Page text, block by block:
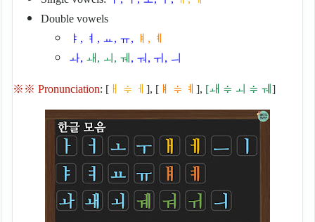
Double vowels
ㅑ, ㅕ, ㅛ, ㅠ,
ㅒ, ㅖ
ㅘ, ㅙ, ㅚ, ㅞ , ㅝ, ㅟ, ㅢ
※※ Pronunciation: [ ㅐ ≑ ㅔ ], [ ㅒ ≑ ㅖ ], [ㅙ ≑ ㅚ ≑ ㅞ ]